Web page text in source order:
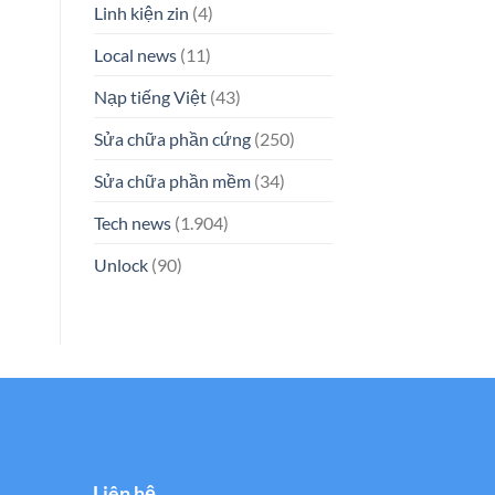
Linh kiện zin (4)
Local news(11)
Nạp tiếng Việt(43)
Sửa chữa phần cứng(250)
Sửa chữa phần mềm(34)
Tech news(1.904)
Unlock(90)